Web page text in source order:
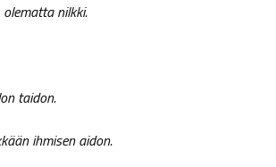
nilkki.
taidon.
ihmisen aidon.